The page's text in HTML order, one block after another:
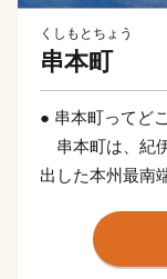
くしもとちょう
串本町
● 串本町ってど
串本町は、紀
出した本州最南
は、東京の八丈
太平洋に面し、